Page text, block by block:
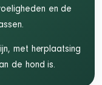
en de
met herplaatsing
de hond is.